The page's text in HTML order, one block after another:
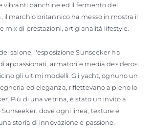
vibranti banchine ed il fermento del
il marchio britannico ha messo in mostra il
mix di prestazioni, artigianalità lifestyle.
salone, l'esposizione Sunseeker ha
appassionati, armatori e media desiderosi
gli ultimi modelli. Gli yacht, ognuno un
ed eleganza, riflettevano a pieno lo
Più di una vetrina, è stato un invito a
dove ogni linea, texture e
storia di innovazione e passione.